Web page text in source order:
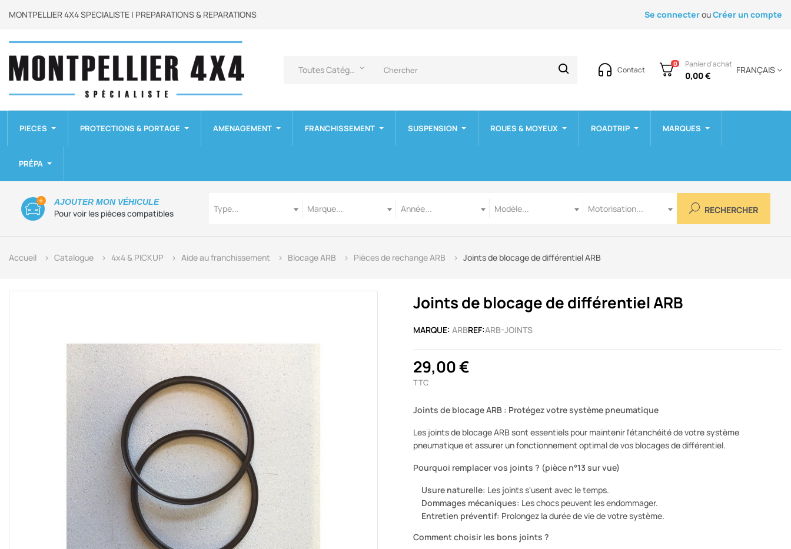
MONTPELLIER 4X4 SPECIALISTE | PREPARATIONS & REPARATIONS Se connecterouCréer un compte
Toutes Catégories keyboard_arrow_down Contact
0 Panier d'achat
0,00 €
FRANÇAIS
PIECES PROTECTIONS & PORTAGE AMENAGEMENT FRANCHISSEMENT SUSPENSION ROUES & MOYEUX ROADTRIP MARQUES
PRÉPA
Pour voir les pièces compatibles
AJOUTER MON VÉHICULE
Type...
Marque...
Année...
Modèle...
Motorisation...
RECHERCHER
Accueil Catalogue 4x4 & PICKUP Aide au franchissement Blocage ARB Pièces de rechange ARB Joints de blocage de différentiel ARB
Joints de blocage de différentiel ARB
MARQUE: ARBREF:ARB-JOINTS
29,00 €
TTC
Joints de blocage ARB : Protégez votre système pneumatique
Les joints de blocage ARB sont essentiels pour maintenir l'étanchéité de votre système
pneumatique et assurer un fonctionnement optimal de vos blocages de différentiel.
Pourquoi remplacer vos joints ? (pièce n°13 sur vue)
Usure naturelle: Les joints s'usent avec le temps.
Dommages mécaniques: Les chocs peuvent les endommager.
Entretien préventif: Prolongez la durée de vie de votre système.
Comment choisir les bons joints ?